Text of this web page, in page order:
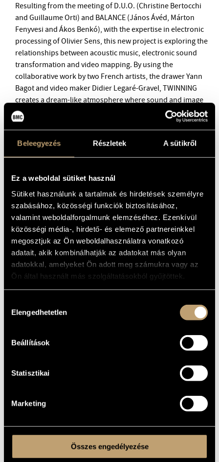
Beleegyezés Részletek A sütikről
Ez a weboldal sütiket használ
Sütiket használunk a tartalmak és hirdetések személyre
szabásához, közösségi funkciók biztosításához,
valamint weboldalforgalmunk elemzéséhez. Ezenkívül
közösségi média-, hirdető- és elemező partnereinkkel
megosztjuk az Ön weboldalhasználatra vonatkozó
adatait, akik kombinálhatják az adatokat más olyan
adatokkal, amelyeket Ön adott meg számukra vagy az
Ön által használt más szolgáltatásokból gyűjtöttek.
kiválasztása
Elengedhetetlen
Beállítások
Statisztikai
Marketing
Összes engedélyezése
MUSIC INFORMATION CENTER
BMC INTERNATIONAL CIMBALOM COMPETITION 2019
Resulting from the meeting of D.U.O. (Christine Bertocchi
and Guillaume Orti) and BALANCE (János Ávéd, Márton
Fenyvesi and Ákos Benkó), with the expertise in electronic
processing of Olivier Sens, this new project is exploring the
relationships between acoustic music, electronic sound
transformation and video mapping. By using the
collaborative work by two French artists, the drawer Yann
Bagot and video maker Didier Legaré-Gravel, TWINNING
creates a dream-like atmosphere where sound and image
activities depend from each other.
Alternating between original compositions and oriented
improvisations in a caleidoscopic manner, the audience is
The project is supported by DRAC Bourgogne Franche-
Comté and Spédidam.
Tickets are available for 1800 HUF on the spot,online at